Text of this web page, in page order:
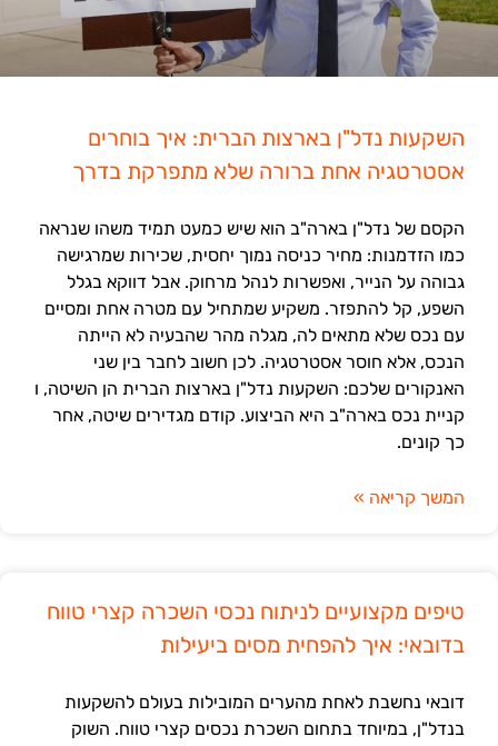
השקעות נדל"ן בארצות הברית: איך בוחרים
אסטרטגיה אחת ברורה שלא מתפרקת בדרך
הקסם של נדל"ן בארה"ב הוא שיש כמעט תמיד משהו שנראה
כמו הזדמנות: מחיר כניסה נמוך יחסית, שכירות שמרגישה
גבוהה על הנייר, ואפשרות לנהל מרחוק. אבל דווקא בגלל
השפע, קל להתפזר. משקיע שמתחיל עם מטרה אחת ומסיים
עם נכס שלא מתאים לה, מגלה מהר שהבעיה לא הייתה
הנכס, אלא חוסר אסטרטגיה. לכן חשוב לחבר בין שני
האנקורים שלכם: השקעות נדל"ן בארצות הברית הן השיטה, ו
קניית נכס בארה"ב היא הביצוע. קודם מגדירים שיטה, אחר
כך קונים.
המשך קריאה »
טיפים מקצועיים לניתוח נכסי השכרה קצרי טווח
בדובאי: איך להפחית מסים ביעילות
דובאי נחשבת לאחת מהערים המובילות בעולם להשקעות
בנדל"ן, במיוחד בתחום השכרת נכסים קצרי טווח. השוק